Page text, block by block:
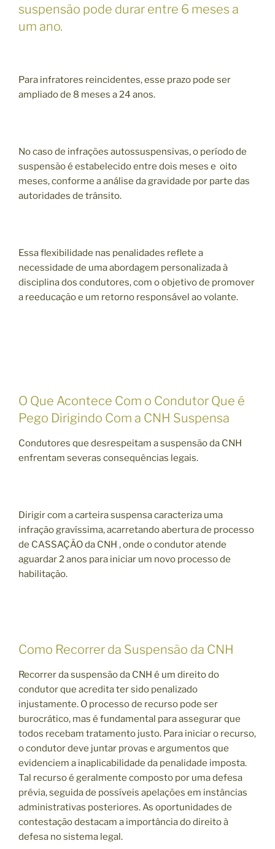
suspensão pode durar entre 6 meses a
um ano.
Para infratores reincidentes, esse prazo pode ser
ampliado de 8 meses a 24 anos.
No caso de infrações autossuspensivas, o período de
suspensão é estabelecido entre dois meses e oito
meses, conforme a análise da gravidade por parte das
autoridades de trânsito.
Essa flexibilidade nas penalidades reflete a
necessidade de uma abordagem personalizada à
disciplina dos condutores, com o objetivo de promover
a reeducação e um retorno responsável ao volante.
O Que Acontece Com o Condutor Que é
Pego Dirigindo Com a CNH Suspensa
Condutores que desrespeitam a suspensão da CNH
enfrentam severas consequências legais.
Dirigir com a carteira suspensa caracteriza uma
infração gravíssima, acarretando abertura de processo
de CASSAÇÃO da CNH , onde o condutor atende
aguardar 2 anos para iniciar um novo processo de
habilitação.
Como Recorrer da Suspensão da CNH
Recorrer da suspensão da CNH é um direito do
condutor que acredita ter sido penalizado
injustamente. O processo de recurso pode ser
burocrático, mas é fundamental para assegurar que
todos recebam tratamento justo. Para iniciar o recurso,
o condutor deve juntar provas e argumentos que
evidenciem a inaplicabilidade da penalidade imposta.
Tal recurso é geralmente composto por uma defesa
prévia, seguida de possíveis apelações em instâncias
administrativas posteriores. As oportunidades de
contestação destacam a importância do direito à
defesa no sistema legal.